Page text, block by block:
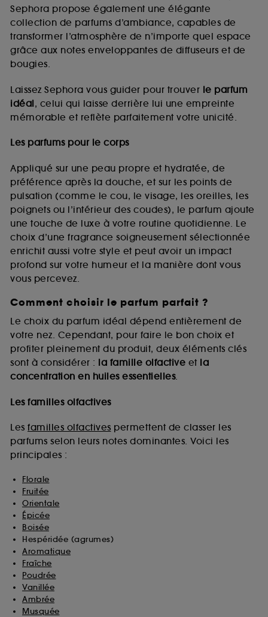
Sephora propose également une élégante
collection de parfums d’ambiance, capables de
transformer l’atmosphère de n’importe quel espace
grâce aux notes enveloppantes de diffuseurs et de
bougies.
Laissez Sephora vous guider pour trouver le parfum
idéal, celui qui laisse derrière lui une empreinte
mémorable et reflète parfaitement votre unicité.
Les parfums pour le corps
Appliqué sur une peau propre et hydratée, de
préférence après la douche, et sur les points de
pulsation (comme le cou, le visage, les oreilles, les
poignets ou l’intérieur des coudes), le parfum ajoute
une touche de luxe à votre routine quotidienne. Le
choix d’une fragrance soigneusement sélectionnée
enrichit aussi votre style et peut avoir un impact
profond sur votre humeur et la manière dont vous
vous percevez.
Comment choisir le parfum parfait ?
Le choix du parfum idéal dépend entièrement de
votre nez. Cependant, pour faire le bon choix et
profiter pleinement du produit, deux éléments clés
sont à considérer : la famille olfactive et la
concentration en huiles essentielles.
Les familles olfactives
Les familles olfactives permettent de classer les
parfums selon leurs notes dominantes. Voici les
principales :
Florale
Fruitée
Orientale
Épicée
Boisée
Hespéridée (agrumes)
Aromatique
Fraîche
Poudrée
Vanillée
Ambrée
Musquée
de vous plaire via des publicités, y compris sur des
sites tiers et sur les réseaux sociaux, sur la base
des pages que vous avez consultées, de votre
navigation, et de l'historique de vos interactions.
d’en améliorer la performance.
Cookies de sécurisation des paiements en ligne :
fraudes aux moyens de paiement et les
usurpations d’identité.
Cookies fonctionnels :il s’agit de cookies
permettant l’affichage et/ou la fourniture de
certaines fonctionnalités du site, tel que les
cookies d’authentification qui sont utilisés afin de
vous faire bénéficier de l’authentification
prolongée vous permettant d’accéder à votre
compte lors de votre prochaine visite sur le site
sans saisir à nouveau votre identifiant et mot de
passe.
A l'exception des cookies techniques, le dépôt et la
lecture de ces traceurs requiert votre accord. Vous
pouvez personnaliser vos choix concernant le dépôt
de ces cookies grâce au bouton "personnaliser mes
choix" ci-dessous ou décider de "tout accepter".
Sephora pourra associer les informations de
navigation collectées par ces Cookies, pour les
collectées ou générées lors de votre activité en ligne
sur "continuer sans accepter". Voous pouvez à tout
moment choisir de retirer votrte consentement. Si vous
souhaitez obtenir plus d'information sur les cookies
utilisés, cliquez